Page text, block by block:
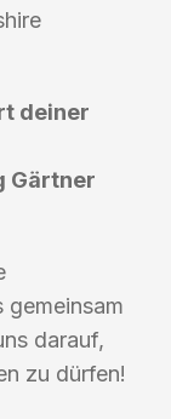
deiner
Gärtner
gemeinsam
darauf,
zu dürfen!